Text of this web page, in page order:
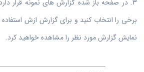
3. در صفحه باز شده گزارش های نمونه قرار
برخی را انتخاب کنید و برای گزارش ازش
نمایش گزارش مورد نظر را مشاهده خواهید کرد.